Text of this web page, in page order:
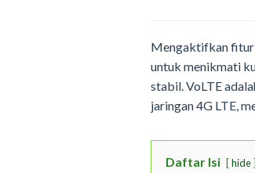
Mengaktifkan fitur
untuk menikmati
stabil. VoLTE
jaringan 4G LTE,
Daftar Isi hide